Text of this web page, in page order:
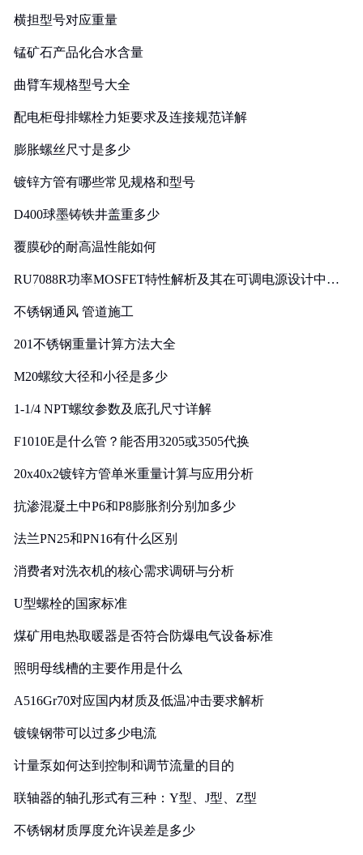
横担型号对应重量
锰矿石产品化合水含量
曲臂车规格型号大全
配电柜母排螺栓力矩要求及连接规范详解
膨胀螺丝尺寸是多少
镀锌方管有哪些常见规格和型号
D400球墨铸铁井盖重多少
覆膜砂的耐高温性能如何
RU7088R功率MOSFET特性解析及其在可调电源设计中的
不锈钢通风 管道施工
201不锈钢重量计算方法大全
M20螺纹大径和小径是多少
1-1/4 NPT螺纹参数及底孔尺寸详解
F1010E是什么管？能否用3205或3505代换
20x40x2镀锌方管单米重量计算与应用分析
抗渗混凝土中P6和P8膨胀剂分别加多少
法兰PN25和PN16有什么区别
消费者对洗衣机的核心需求调研与分析
U型螺栓的国家标准
煤矿用电热取暖器是否符合防爆电气设备标准
照明母线槽的主要作用是什么
A516Gr70对应国内材质及低温冲击要求解析
镀镍钢带可以过多少电流
计量泵如何达到控制和调节流量的目的
联轴器的轴孔形式有三种：Y型、J型、Z型
不锈钢材质厚度允许误差是多少